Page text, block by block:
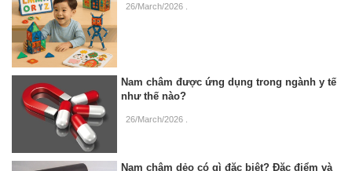
26/March/2026
Nam châm được ứng dụng trong ngành y tế
như thế nào?
26/March/2026
Nam châm dẻo có gì đặc biệt? Đặc điểm và